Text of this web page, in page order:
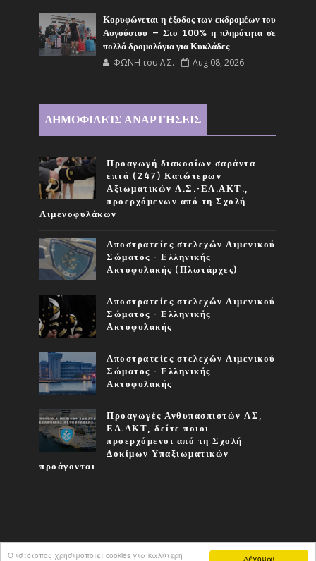
Δέχομαι
Ο ιστότοπος χρησιμοποιεί cookies για καλύτερη
Κορυφώνεται η έξοδος των εκδρομέων του
Αυγούστου – Στο 100% η πληρότητα σε
πολλά δρομολόγια για Κυκλάδες
ΦΩΝΗ του Λ.Σ. Aug 08, 2026
ΔΗΜΟΦΙΛΕΊΣ ΑΝΑΡΤΉΣΕΙΣ
Προαγωγή διακοσίων σαράντα
επτά (247) Κατώτερων
Αξιωματικών Λ.Σ.-ΕΛ.ΑΚΤ.,
προερχόμενων από τη Σχολή
Λιμενοφυλάκων
Αποστρατείες στελεχών Λιμενικού
Σώματος - Ελληνικής
Ακτοφυλακής (Πλωτάρχες)
Αποστρατείες στελεχών Λιμενικού
Σώματος - Ελληνικής
Ακτοφυλακής
Αποστρατείες στελεχών Λιμενικού
Σώματος - Ελληνικής
Ακτοφυλακής
Προαγωγές Ανθυπασπιστών ΛΣ,
ΕΛ.ΑΚΤ, δείτε ποιοι
προερχόμενοι από τη Σχολή
Δοκίμων Υπαξιωματικών
προάγονται